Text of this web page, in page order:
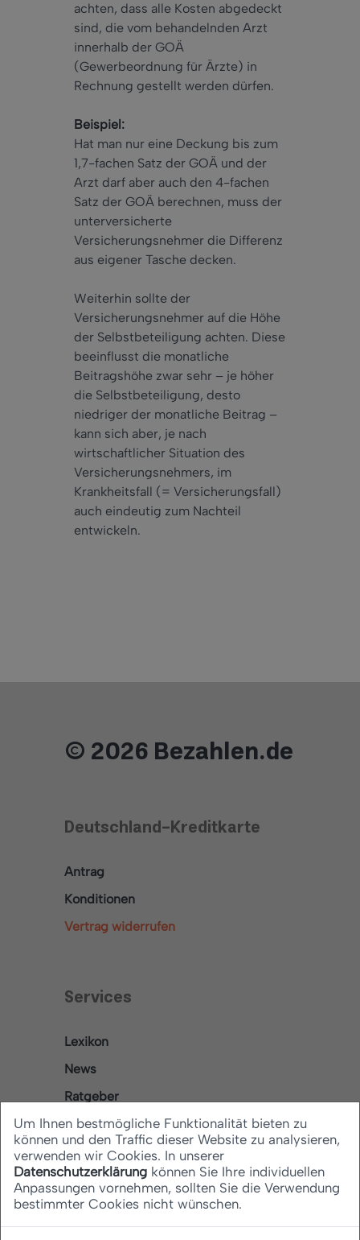
achten, dass alle Kosten abgedeckt
sind, die vom behandelnden Arzt
innerhalb der GOÄ
(Gewerbeordnung für Ärzte) in
Rechnung gestellt werden dürfen.
Beispiel:
Hat man nur eine Deckung bis zum
1,7-fachen Satz der GOÄ und der
Arzt darf aber auch den 4-fachen
Satz der GOÄ berechnen, muss der
unterversicherte
Versicherungsnehmer die Differenz
aus eigener Tasche decken.
Weiterhin sollte der
Versicherungsnehmer auf die Höhe
der Selbstbeteiligung achten. Diese
beeinflusst die monatliche
Beitragshöhe zwar sehr – je höher
die Selbstbeteiligung, desto
niedriger der monatliche Beitrag –
kann sich aber, je nach
wirtschaftlicher Situation des
Versicherungsnehmers, im
Krankheitsfall (= Versicherungsfall)
auch eindeutig zum Nachteil
entwickeln.
© 2026 Bezahlen.de
Deutschland-Kreditkarte
Antrag
Konditionen
Vertrag widerrufen
Services
Lexikon
News
Ratgeber
Rechtliches
Datenschutz
Um Ihnen bestmögliche Funktionalität bieten zu
können und den Traffic dieser Website zu analysieren,
verwenden wir Cookies. In unserer
Datenschutzerklärung können Sie Ihre individuellen
Anpassungen vornehmen, sollten Sie die Verwendung
bestimmter Cookies nicht wünschen.